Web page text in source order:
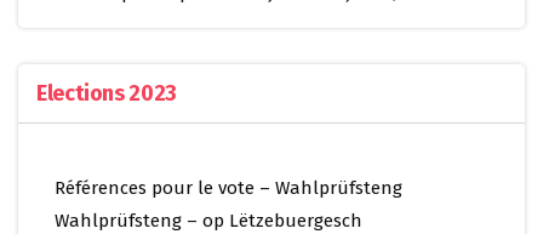
Elections 2023
Références pour le vote – Wahlprüfsteng
Wahlprüfsteng – op Lëtzebuergesch